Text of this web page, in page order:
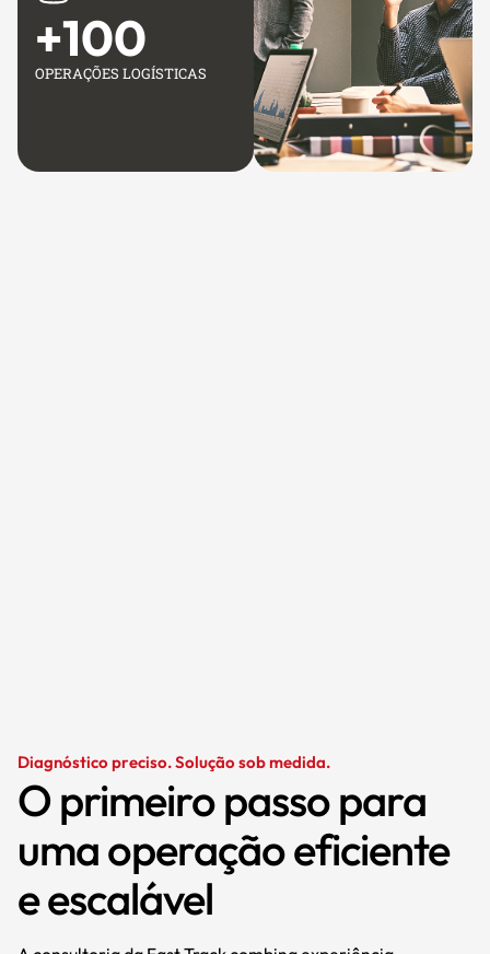
OPERAÇÕES LOGÍSTICAS
+100
Diagnóstico preciso. Solução sob medida.
O primeiro passo para
uma operação eficiente
e escalável